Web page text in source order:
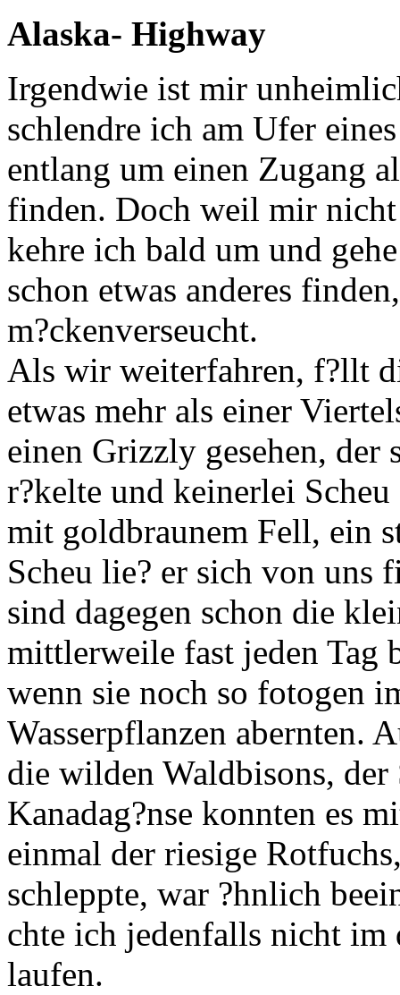
Alaska- Highway
Irgendwie ist mir
schlendre ich am Ufer
entlang um einen Zugang
finden. Doch weil mir
kehre ich bald um und
schon etwas anderes
m?ckenverseucht.
Als wir weiterfahren, f?llt
etwas mehr als einer
einen Grizzly gesehen, der
r?kelte und keinerlei
mit goldbraunem Fell, ein
Scheu lie? er sich von uns
sind dagegen schon die
mittlerweile fast jeden Tag
wenn sie noch so fotogen
Wasserpflanzen abernten.
die wilden Waldbisons,
Kanadag?nse konnten es
einmal der riesige
schleppte, war ?hnlich
chte ich jedenfalls nicht im
laufen.